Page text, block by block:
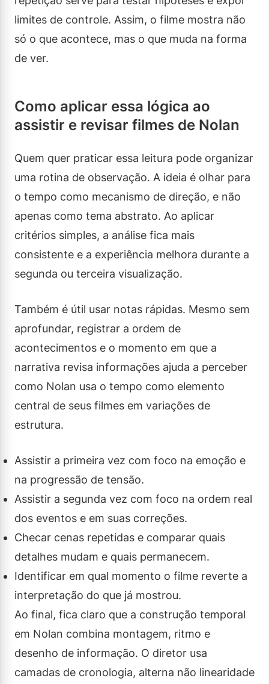
limites de controle. Assim, o filme mostra não
só o que acontece, mas o que muda na forma
de ver.
Como aplicar essa lógica ao
assistir e revisar filmes de Nolan
Quem quer praticar essa leitura pode organizar
uma rotina de observação. A ideia é olhar para
o tempo como mecanismo de direção, e não
apenas como tema abstrato. Ao aplicar
critérios simples, a análise fica mais
consistente e a experiência melhora durante a
segunda ou terceira visualização.
Também é útil usar notas rápidas. Mesmo sem
aprofundar, registrar a ordem de
acontecimentos e o momento em que a
narrativa revisa informações ajuda a perceber
como Nolan usa o tempo como elemento
central de seus filmes em variações de
estrutura.
Assistir a primeira vez com foco na emoção e
na progressão de tensão.
Assistir a segunda vez com foco na ordem real
dos eventos e em suas correções.
Checar cenas repetidas e comparar quais
detalhes mudam e quais permanecem.
Identificar em qual momento o filme reverte a
interpretação do que já mostrou.
Ao final, fica claro que a construção temporal
em Nolan combina montagem, ritmo e
desenho de informação. O diretor usa
camadas de cronologia, alterna não linearidade